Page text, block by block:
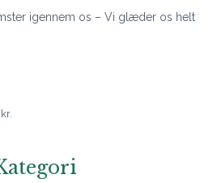
igennem os – Vi glæder os helt